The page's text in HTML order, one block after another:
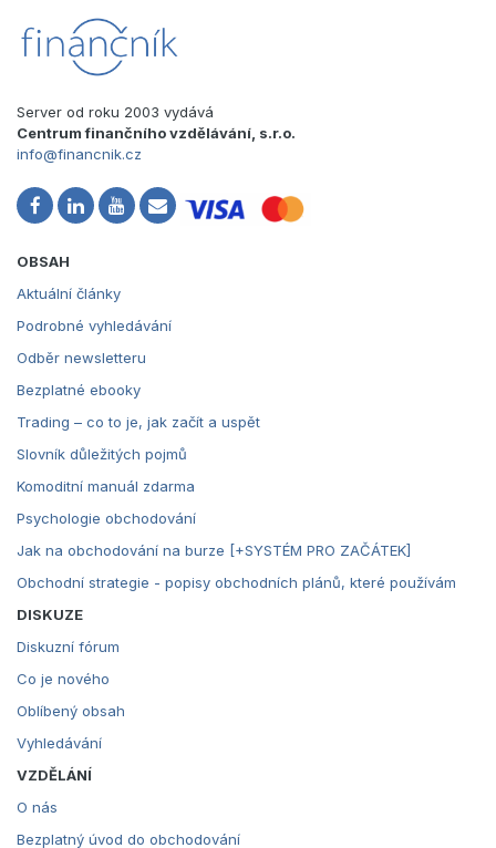
Server od roku 2003 vydává
Centrum finančního vzdělávání, s.r.o.
info@financnik.cz
OBSAH
Aktuální články
Podrobné vyhledávání
Odběr newsletteru
Bezplatné ebooky
Trading – co to je, jak začít a uspět
Slovník důležitých pojmů
Komoditní manuál zdarma
Psychologie obchodování
Jak na obchodování na burze [+SYSTÉM PRO ZAČÁTEK]
Obchodní strategie - popisy obchodních plánů, které používám
DISKUZE
Diskuzní fórum
Co je nového
Oblíbený obsah
Vyhledávání
VZDĚLÁNÍ
O nás
Bezplatný úvod do obchodování